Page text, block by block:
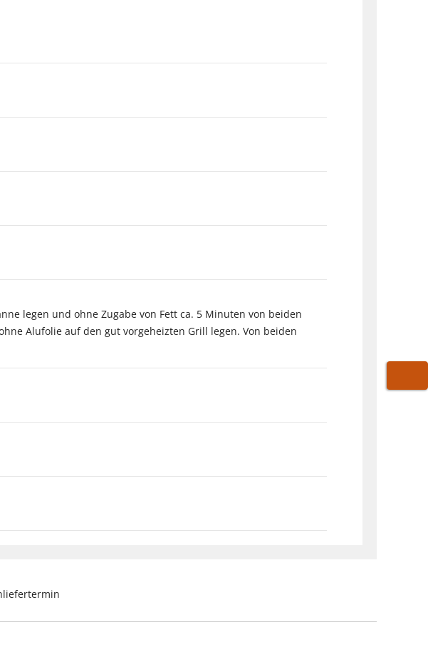
legen und ohne Zugabe von Fett ca. 5 Minuten von beiden
Alufolie auf den gut vorgeheizten Grill legen. Von beiden